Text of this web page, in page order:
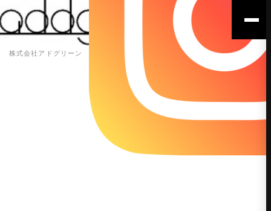
株式会社アドグリーン